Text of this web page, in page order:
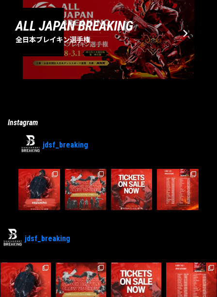
ALL JAPAN BREAKING
全日本ブレイキン選手権
Instagram
jdsf_breaking
jdsf_breaking